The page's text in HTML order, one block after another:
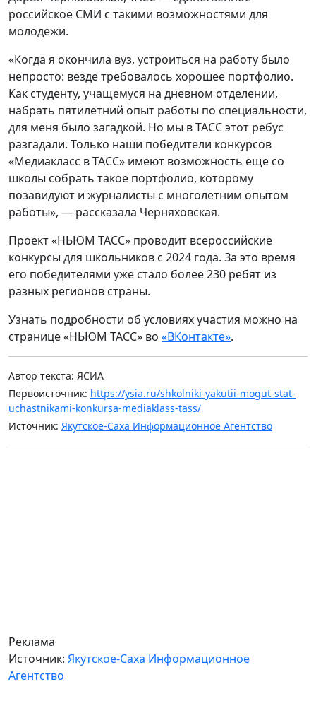
российское СМИ с такими возможностями для
молодежи.
«Когда я окончила вуз, устроиться на работу было
непросто: везде требовалось хорошее портфолио.
Как студенту, учащемуся на дневном отделении,
набрать пятилетний опыт работы по специальности,
для меня было загадкой. Но мы в ТАСС этот ребус
разгадали. Только наши победители конкурсов
«Медиакласс в ТАСС» имеют возможность еще со
школы собрать такое портфолио, которому
позавидуют и журналисты с многолетним опытом
работы», — рассказала Черняховская.
Проект «НЬЮМ ТАСС» проводит всероссийские
конкурсы для школьников с 2024 года. За это время
его победителями уже стало более 230 ребят из
разных регионов страны.
Узнать подробности об условиях участия можно на
странице «НЬЮМ ТАСС» во «ВКонтакте».
Автор текста: ЯСИА
Первоисточник: https://ysia.ru/shkolniki-yakutii-mogut-stat-
uchastnikami-konkursa-mediaklass-tass/
Источник: Якутское-Саха Информационное Агентство
Реклама
Источник: Якутское-Саха Информационное
Агентство